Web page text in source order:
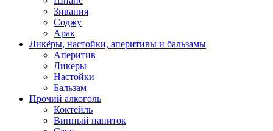
Зивания
Соджу
Арак
Ликёры, настойки, аперитивы и бальзамы
Аперитив
Ликеры
Настойки
Бальзам
Прочий алкоголь
Коктейль
Винный напиток